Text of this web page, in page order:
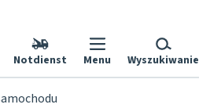
Notdienst Menu Wyszukiwanie